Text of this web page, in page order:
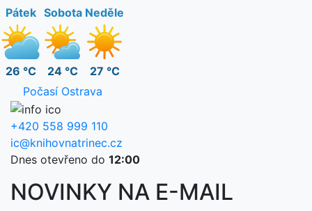
Pátek
26 °C
Sobota
24 °C
Neděle
27 °C
Počasí Ostrava
+420 558 999 110
ic@knihovnatrinec.cz
Dnes otevřeno do 12:00
NOVINKY NA E-MAIL